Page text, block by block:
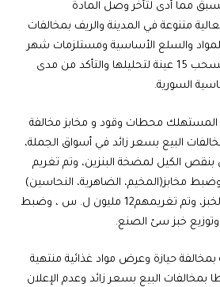
مما أدى لتأخر وصل المادة
وضبط 39 فعالية متنوعة في المدينة والريف بمخالفات
للمواد والسلع الأساسية ومستلزمات شهر
رمضان المبارك بالإضافة لسحب 15 عينة لتحليلها والتأكد من مدى
السورية.
محطات وقود و مخابز مخالفة
البيع بسعر زائد في أسواق الجملة،
الكيل لمضخة البنزين، وتم تغريم
ل.س، وضبط مخابز(المخيم، الضاهرية، النحاسين)
بمخالفة نقص وزن ربطة الخبز، وتم تغريمهم12 مليون ل. س ، وضبط
وتوزيع خبز سئ الصنع.
حيازة وعرض مواد غذائية منتهية
وتنظيم 28 ضبطا بمخالفات البيع بسعر زائد وعدم الإعلان